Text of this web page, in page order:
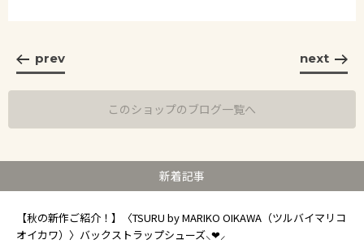
prev next
このショップのブログ一覧へ
新着記事
【秋の新作ご紹介！】〈TSURU by MARIKO OIKAWA（ツルバイマリコ
オイカワ）〉バックストラップシューズ⸜❤︎⸝